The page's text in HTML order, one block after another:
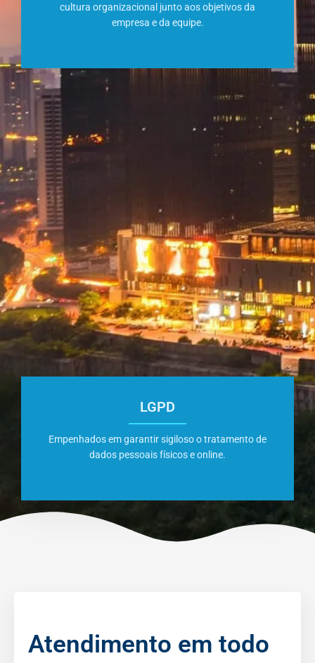
cultura organizacional junto aos objetivos da
empresa e da equipe.
LGPD
Empenhados em garantir sigiloso o tratamento de
dados pessoais físicos e online.
Atendimento em todo